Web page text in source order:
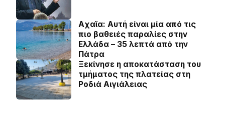
Aχαϊα: Αυτή είναι μία από τις
πιο βαθειές παραλίες στην
Ελλάδα – 35 λεπτά από την
Πάτρα
Ξεκίνησε η αποκατάσταση του
τμήματος της πλατείας στη
Ροδιά Αιγιάλειας